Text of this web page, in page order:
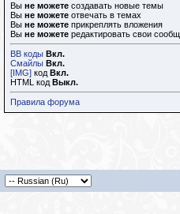
Вы не можете создавать новые темы
Вы не можете отвечать в темах
Вы не можете прикреплять вложения
Вы не можете редактировать свои
BB коды Вкл.
Смайлы Вкл.
[IMG] код Вкл.
HTML код Выкл.
Правила форума